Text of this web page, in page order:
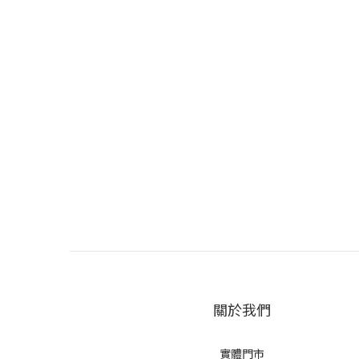
關於我們
實體門市